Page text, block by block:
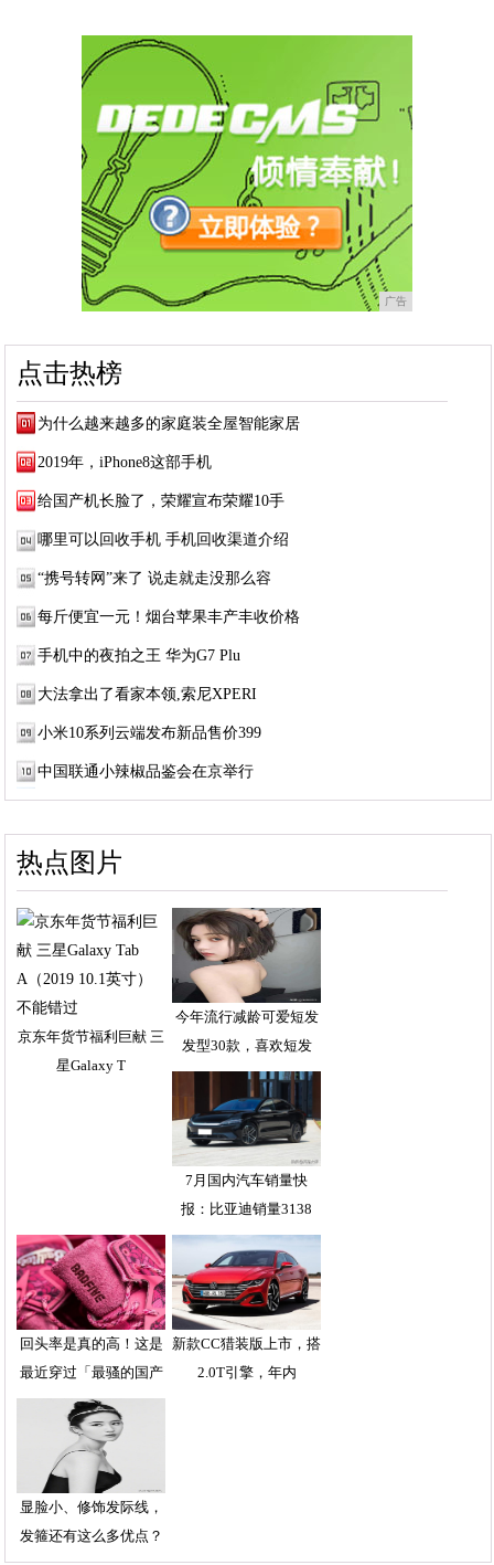
广告
点击热榜
为什么越来越多的家庭装全屋智能家居
2019年，iPhone8这部手机
给国产机长脸了，荣耀宣布荣耀10手
哪里可以回收手机 手机回收渠道介绍
“携号转网”来了 说走就走没那么容
每斤便宜一元！烟台苹果丰产丰收价格
手机中的夜拍之王 华为G7 Plu
大法拿出了看家本领,索尼XPERI
小米10系列云端发布新品售价399
中国联通小辣椒品鉴会在京举行
热点图片
京东年货节福利巨献 三
星Galaxy T
今年流行减龄可爱短发
发型30款，喜欢短发
7月国内汽车销量快
报：比亚迪销量3138
回头率是真的高！这是
最近穿过「最骚的国产
新款CC猎装版上市，搭
2.0T引擎，年内
显脸小、修饰发际线，
发箍还有这么多优点？